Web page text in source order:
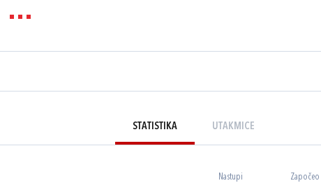
STATISTIKA UTAKMICE
Nastupi Započeo